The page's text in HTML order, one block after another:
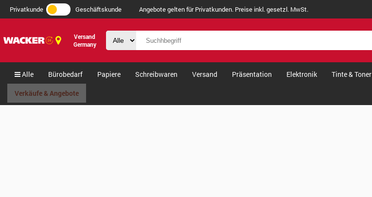
Privatkunde Geschäftskunde Angebote gelten für Privatkunden. Preise inkl. gesetzl. MwSt.
Versand
Germany
Alle Bürobedarf Papiere Schreibwaren Versand Präsentation Elektronik Tinte & Toner
Verkäufe & Angebote